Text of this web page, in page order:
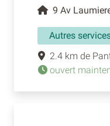
9 Av
Autres
2.4 km de
ouvert